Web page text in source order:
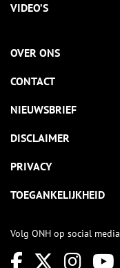
VIDEO’S
OVER ONS
CONTACT
NIEUWSBRIEF
DISCLAIMER
PRIVACY
TOEGANKELIJKHEID
Volg ONH op social media